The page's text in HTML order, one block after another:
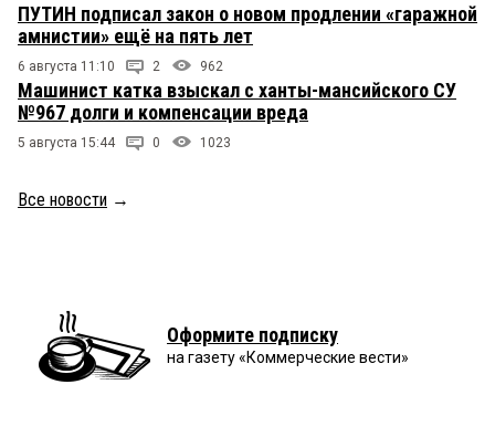
ПУТИН подписал закон о новом продлении «гаражной
амнистии» ещё на пять лет
6 августа 11:10 2 962
Машинист катка взыскал с ханты-мансийского СУ
№967 долги и компенсации вреда
5 августа 15:44 0 1023
Все новости →
Оформите подписку
на газету «Коммерческие вести»